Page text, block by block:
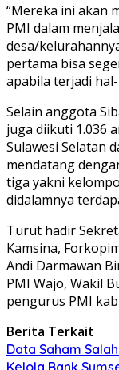
“Mereka ini akan
PMI dalam
desa/
pertama bisa
apabila terjadi
Selain anggota
juga diikuti 1.036
Sulawesi Selatan
mendatang
tiga yakni
didalamnya
Turut hadir
Kamsina,
Andi Darmawan
PMI Wajo, Wakil
pengurus PMI
Berita Terkait
Data Saham
Kelola Bank